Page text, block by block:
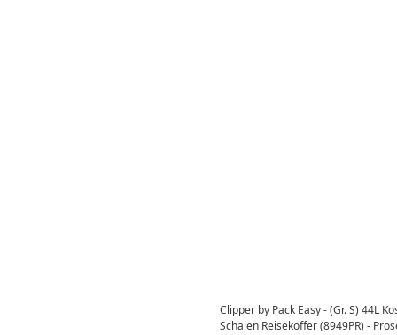
Clipper by Pack Easy - (Gr. S) 44L
Schalen Reisekoffer (8949PR) -